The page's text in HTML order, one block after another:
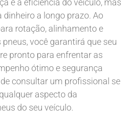
a longo prazo. Ao
rotação, alinhamento e
você garantirá que seu
pronto para enfrentar as
ótimo e segurança
consultar um profissional se
aspecto da
do seu veículo.